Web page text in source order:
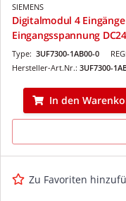
SIEMENS
Digitalmodul 4
Eingangsspannung
Type: 3UF7300-1AB00-0
Hersteller-Art.Nr.: 3UF7300-
In den
Zu Favoriten